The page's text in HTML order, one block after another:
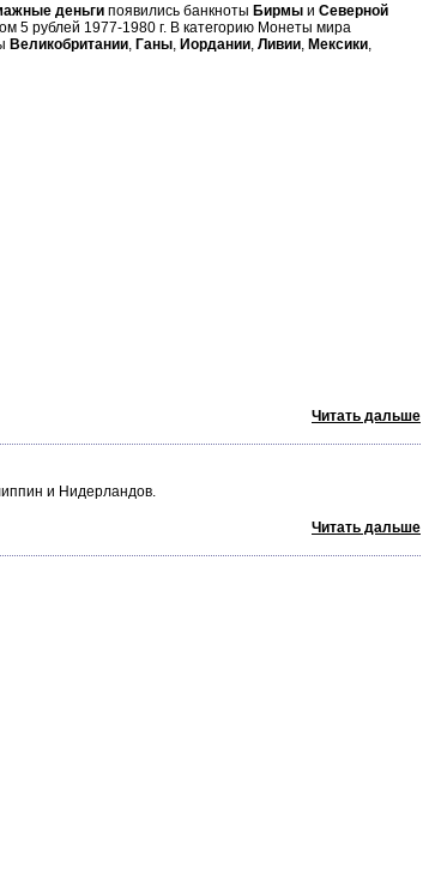
деньги появились банкноты Бирмы и Северной
5 рублей 1977-1980 г. В категорию Монеты мира
Великобритании, Ганы, Иордании, Ливии, Мексики,
Читать дальше
и Нидерландов.
Читать дальше